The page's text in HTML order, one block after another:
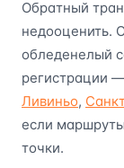
Обратный
недооценить.
обледенелый
регистрации
Ливиньо,
если
точки.